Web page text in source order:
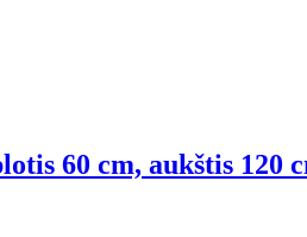
60 cm, aukštis 120